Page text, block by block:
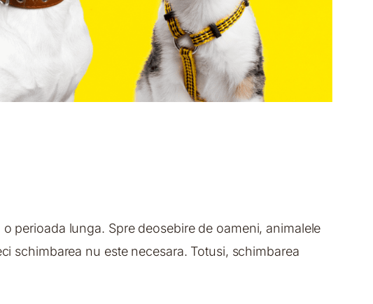
perioada lunga. Spre deosebire de oameni, animalele
schimbarea nu este necesara. Totusi, schimbarea